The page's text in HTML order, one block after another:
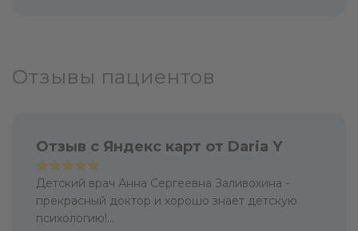
Отзывы пациентов
Отзыв с Яндекс карт от Daria Y
Детский врач Анна Сергеевна Заливохина -
прекрасный доктор и хорошо знает детскую
психологию!...